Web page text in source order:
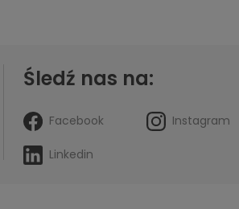
Śledź nas na:
Facebook Instagram
Linkedin